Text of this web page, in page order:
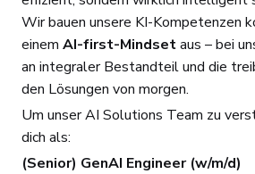
Wir bauen unsere KI-Kompetenzen
einem AI-first-Mindsetaus – bei
an integraler Bestandteil und die
den Lösungen von morgen.
Um unser AI Solutions Team zu
dich als:
(Senior) GenAI Engineer (w/m/d)